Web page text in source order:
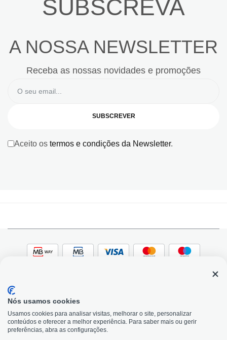
SUBSCREVA
A NOSSA NEWSLETTER
Receba as nossas novidades e promoções
SUBSCREVER
Aceito os termos e condições da Newsletter.
© 2026, Bildit. Todos os direitos reservados | Powered
by Toogas, with
Magento
Precisa de Ajuda?
Nós usamos cookies
Usamos cookies para analisar visitas, melhorar o site, personalizar
conteúdos e oferecer a melhor experiência. Para saber mais ou gerir
preferências, abra as configurações.